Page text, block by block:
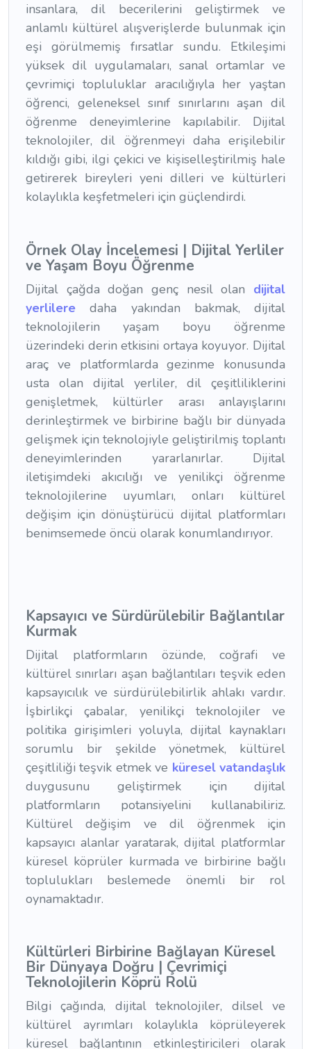
insanlara, dil becerilerini geliştirmek ve
anlamlı kültürel alışverişlerde bulunmak için
eşi görülmemiş fırsatlar sundu. Etkileşimi
yüksek dil uygulamaları, sanal ortamlar ve
çevrimiçi topluluklar aracılığıyla her yaştan
öğrenci, geleneksel sınıf sınırlarını aşan dil
öğrenme deneyimlerine kapılabilir. Dijital
teknolojiler, dil öğrenmeyi daha erişilebilir
kıldığı gibi, ilgi çekici ve kişiselleştirilmiş hale
getirerek bireyleri yeni dilleri ve kültürleri
kolaylıkla keşfetmeleri için güçlendirdi.
Örnek Olay İncelemesi | Dijital Yerliler
ve Yaşam Boyu Öğrenme
Dijital çağda doğan genç nesil olan dijital
yerlilere daha yakından bakmak, dijital
teknolojilerin yaşam boyu öğrenme
üzerindeki derin etkisini ortaya koyuyor. Dijital
araç ve platformlarda gezinme konusunda
usta olan dijital yerliler, dil çeşitliliklerini
genişletmek, kültürler arası anlayışlarını
derinleştirmek ve birbirine bağlı bir dünyada
gelişmek için teknolojiyle geliştirilmiş toplantı
deneyimlerinden yararlanırlar. Dijital
iletişimdeki akıcılığı ve yenilikçi öğrenme
teknolojilerine uyumları, onları kültürel
değişim için dönüştürücü dijital platformları
benimsemede öncü olarak konumlandırıyor.
Kapsayıcı ve Sürdürülebilir Bağlantılar
Kurmak
Dijital platformların özünde, coğrafi ve
kültürel sınırları aşan bağlantıları teşvik eden
kapsayıcılık ve sürdürülebilirlik ahlakı vardır.
İşbirlikçi çabalar, yenilikçi teknolojiler ve
politika girişimleri yoluyla, dijital kaynakları
sorumlu bir şekilde yönetmek, kültürel
çeşitliliği teşvik etmek ve küresel vatandaşlık
duygusunu geliştirmek için dijital
platformların potansiyelini kullanabiliriz.
Kültürel değişim ve dil öğrenmek için
kapsayıcı alanlar yaratarak, dijital platformlar
küresel köprüler kurmada ve birbirine bağlı
toplulukları beslemede önemli bir rol
oynamaktadır.
Kültürleri Birbirine Bağlayan Küresel
Bir Dünyaya Doğru | Çevrimiçi
Teknolojilerin Köprü Rolü
Bilgi çağında, dijital teknolojiler, dilsel ve
kültürel ayrımları kolaylıkla köprüleyerek
küresel bağlantının etkinleştiricileri olarak